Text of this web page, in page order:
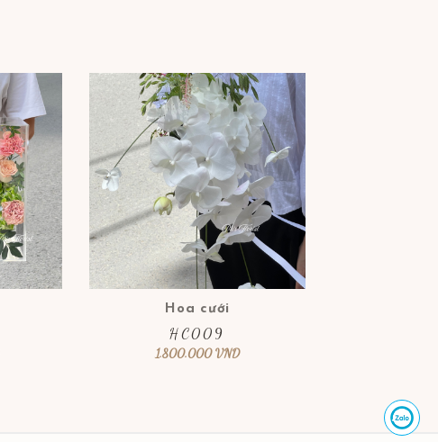
Hoa cưới
HC009
1.800.000VND